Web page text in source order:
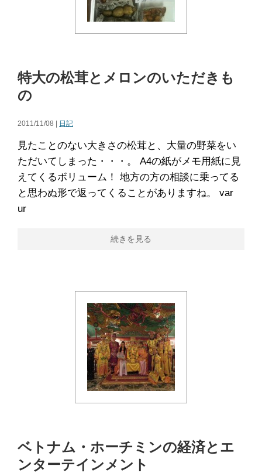
特大の松茸とメロンのいただきも
の
2011/11/08 | 日記
見たことのない大きさの松茸と、大量の野菜をい
ただいてしまった・・・。 A4の紙がメモ用紙に見
えてくるボリューム！ 地方の方の相談に乗ってる
と思わぬ形で返ってくることがありますね。 var
ur
続きを見る
ベトナム・ホーチミンの経済とエ
ンターテインメント